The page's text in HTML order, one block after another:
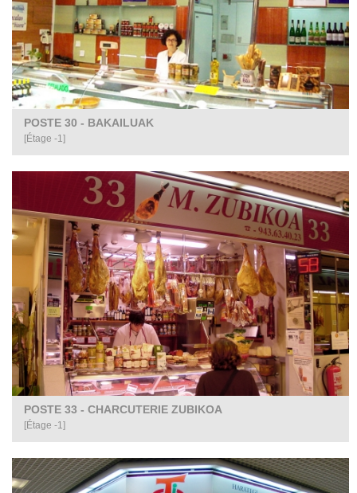
POSTE 30 - BAKAILUAK
[Étage -1]
POSTE 33 - CHARCUTERIE ZUBIKOA
[Étage -1]